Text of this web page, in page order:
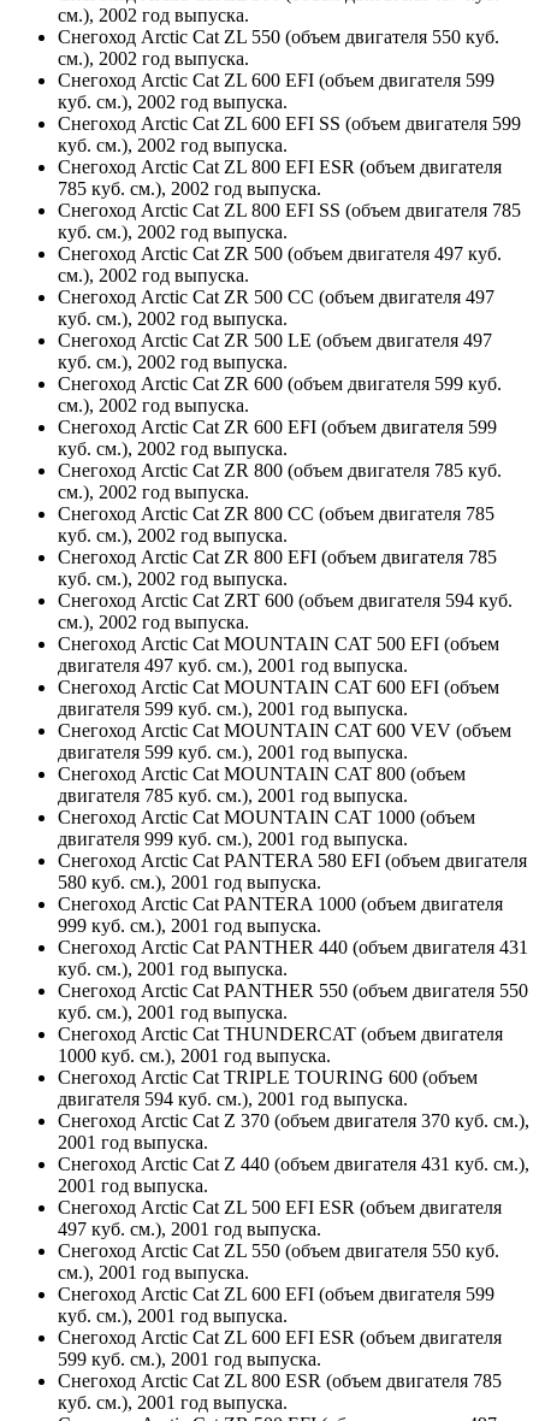
см.), 2002 год выпуска.
Снегоход Arctic Cat ZL 550 (объем двигателя 550 куб.
см.), 2002 год выпуска.
Снегоход Arctic Cat ZL 600 EFI (объем двигателя 599
куб. см.), 2002 год выпуска.
Снегоход Arctic Cat ZL 600 EFI SS (объем двигателя 599
куб. см.), 2002 год выпуска.
Снегоход Arctic Cat ZL 800 EFI ESR (объем двигателя
785 куб. см.), 2002 год выпуска.
Снегоход Arctic Cat ZL 800 EFI SS (объем двигателя 785
куб. см.), 2002 год выпуска.
Снегоход Arctic Cat ZR 500 (объем двигателя 497 куб.
см.), 2002 год выпуска.
Снегоход Arctic Cat ZR 500 CC (объем двигателя 497
куб. см.), 2002 год выпуска.
Снегоход Arctic Cat ZR 500 LE (объем двигателя 497
куб. см.), 2002 год выпуска.
Снегоход Arctic Cat ZR 600 (объем двигателя 599 куб.
см.), 2002 год выпуска.
Снегоход Arctic Cat ZR 600 EFI (объем двигателя 599
куб. см.), 2002 год выпуска.
Снегоход Arctic Cat ZR 800 (объем двигателя 785 куб.
см.), 2002 год выпуска.
Снегоход Arctic Cat ZR 800 CC (объем двигателя 785
куб. см.), 2002 год выпуска.
Снегоход Arctic Cat ZR 800 EFI (объем двигателя 785
куб. см.), 2002 год выпуска.
Снегоход Arctic Cat ZRT 600 (объем двигателя 594 куб.
см.), 2002 год выпуска.
Снегоход Arctic Cat MOUNTAIN CAT 500 EFI (объем
двигателя 497 куб. см.), 2001 год выпуска.
Снегоход Arctic Cat MOUNTAIN CAT 600 EFI (объем
двигателя 599 куб. см.), 2001 год выпуска.
Снегоход Arctic Cat MOUNTAIN CAT 600 VEV (объем
двигателя 599 куб. см.), 2001 год выпуска.
Снегоход Arctic Cat MOUNTAIN CAT 800 (объем
двигателя 785 куб. см.), 2001 год выпуска.
Снегоход Arctic Cat MOUNTAIN CAT 1000 (объем
двигателя 999 куб. см.), 2001 год выпуска.
Снегоход Arctic Cat PANTERA 580 EFI (объем двигателя
580 куб. см.), 2001 год выпуска.
Снегоход Arctic Cat PANTERA 1000 (объем двигателя
999 куб. см.), 2001 год выпуска.
Снегоход Arctic Cat PANTHER 440 (объем двигателя 431
куб. см.), 2001 год выпуска.
Снегоход Arctic Cat PANTHER 550 (объем двигателя 550
куб. см.), 2001 год выпуска.
Снегоход Arctic Cat THUNDERCAT (объем двигателя
1000 куб. см.), 2001 год выпуска.
Снегоход Arctic Cat TRIPLE TOURING 600 (объем
двигателя 594 куб. см.), 2001 год выпуска.
Снегоход Arctic Cat Z 370 (объем двигателя 370 куб. см.),
2001 год выпуска.
Снегоход Arctic Cat Z 440 (объем двигателя 431 куб. см.),
2001 год выпуска.
Снегоход Arctic Cat ZL 500 EFI ESR (объем двигателя
497 куб. см.), 2001 год выпуска.
Снегоход Arctic Cat ZL 550 (объем двигателя 550 куб.
см.), 2001 год выпуска.
Снегоход Arctic Cat ZL 600 EFI (объем двигателя 599
куб. см.), 2001 год выпуска.
Снегоход Arctic Cat ZL 600 EFI ESR (объем двигателя
599 куб. см.), 2001 год выпуска.
Снегоход Arctic Cat ZL 800 ESR (объем двигателя 785
куб. см.), 2001 год выпуска.